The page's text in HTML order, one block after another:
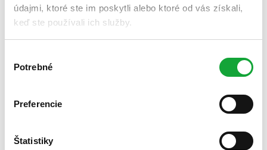
údajmi, ktoré ste im poskytli alebo ktoré od vás získali,
keď ste používali ich služby.
súhlasu
Potrebné
Preferencie
Štatistiky